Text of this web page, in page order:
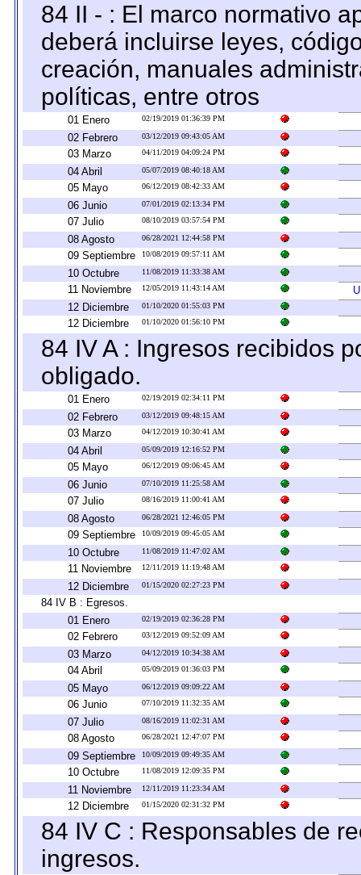
84 II - : El marco normativo
deberá incluirse leyes,
creación, manuales
políticas, entre otros
01 Enero 02/19/2019 01:36:39 PM
02 Febrero 03/12/2019 09:43:05 AM
03 Marzo 04/11/2019 04:09:24 PM
04 Abril 05/07/2019 08:40:18 AM
05 Mayo 06/12/2019 08:42:33 AM
06 Junio 07/01/2019 02:13:34 PM
07 Julio 08/10/2019 03:57:54 PM
08 Agosto 06/28/2021 12:44:58 PM
09 Septiembre 10/08/2019 09:57:11 AM
10 Octubre 11/08/2019 11:33:38 AM
11 Noviembre 12/05/2019 11:43:14 AM
12 Diciembre
01/10/2020 01:55:03 PM
12 Diciembre 01/10/2020 01:56:10 PM
84 IV A : Ingresos recibidos
obligado.
01 Enero 02/19/2019 02:34:11 PM
02 Febrero 03/12/2019 09:48:15 AM
03 Marzo 04/12/2019 10:30:41 AM
04 Abril 05/09/2019 12:16:52 PM
05 Mayo 06/12/2019 09:06:45 AM
06 Junio 07/10/2019 11:25:58 AM
07 Julio 08/16/2019 11:00:41 AM
08 Agosto 06/28/2021 12:46:05 PM
09 Septiembre 10/09/2019 09:45:05 AM
10 Octubre 11/08/2019 11:47:02 AM
11 Noviembre 12/11/2019 11:19:48 AM
12 Diciembre 01/15/2020 02:27:23 PM
84 IV B : Egresos.
01 Enero
02/19/2019 02:36:28 PM
02 Febrero 03/12/2019 09:52:09 AM
03 Marzo 04/12/2019 10:34:38 AM
04 Abril 05/09/2019 01:36:03 PM
05 Mayo 06/12/2019 09:09:22 AM
06 Junio 07/10/2019 11:32:35 AM
07 Julio 08/16/2019 11:02:31 AM
08 Agosto 06/28/2021 12:47:07 PM
09 Septiembre 10/09/2019 09:49:35 AM
10 Octubre 11/08/2019 12:09:35 PM
11 Noviembre 12/11/2019 11:23:34 AM
12 Diciembre 01/15/2020 02:31:32 PM
84 IV C : Responsables de
ingresos.